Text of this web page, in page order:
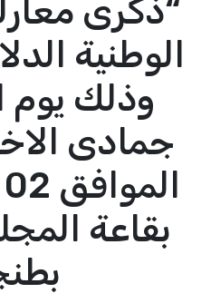
“ذكرى
الوطنية
بقاعة